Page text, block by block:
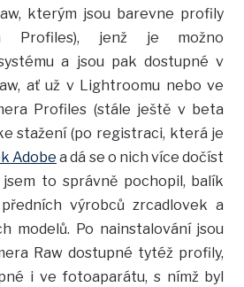
kterým jsou barevne profily
Profiles), jenž je možno
a jsou pak dostupné v
ať už v Lightroomu nebo ve
Profiles (stále ještě v beta
stažení (po registraci, která je
Adobe a dá se o nich více dočíst
jsem to správně pochopil, balík
výrobců zrcadlovek a
modelů. Po nainstalování jsou
Raw dostupné tytéž profily,
i ve fotoaparátu, s nímž byl